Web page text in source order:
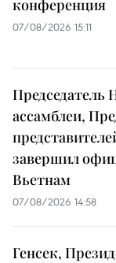
конференция
07/08/2026 15:11
Председатель
ассамблеи,
завершил
Вьетнам
07/08/2026 14:58
Генсек,